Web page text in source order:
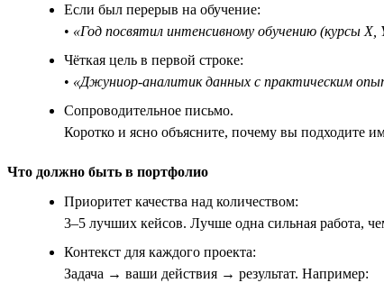
Если был перерыв на обучение:
• «Год посвятил интенсивному обучению (курсы X,
Чёткая цель в первой строке:
• «Джуниор-аналитик данных с практическим
Сопроводительное письмо.
Коротко и ясно объясните, почему вы подходите
Что должно быть в портфолио
Приоритет качества над количеством:
3–5 лучших кейсов. Лучше одна сильная работа,
Контекст для каждого проекта:
Задача → ваши действия → результат. Например: